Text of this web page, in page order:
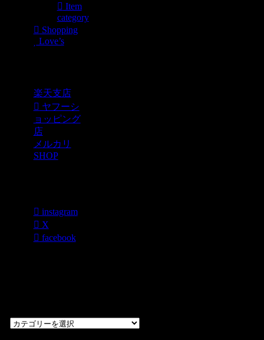
Item
category
Shopping
Love’s
楽天支店
ヤフーシ
ョッピング
店
メルカリ
SHOP
instagram
X
facebook
過